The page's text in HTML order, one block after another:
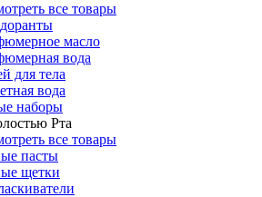
все товары
масло
вода
для тела
вода
наборы
Рта
все товары
пасты
щетки